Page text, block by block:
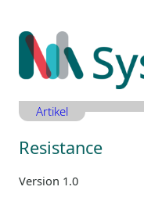
Inhalt
springen
Artikel
Resistance
Version 1.0